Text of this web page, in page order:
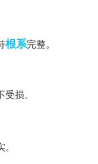
根系完整。
损。